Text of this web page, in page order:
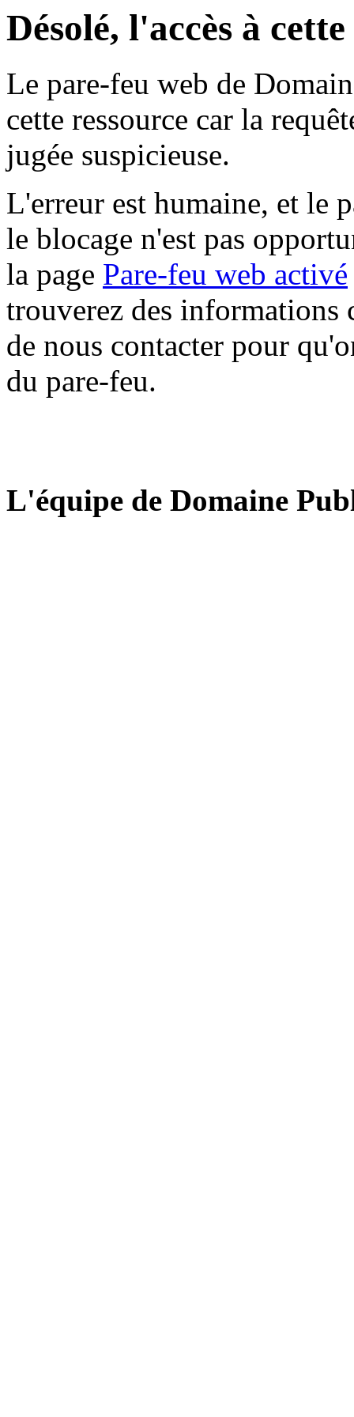
Désolé, l'accès à
Le pare-feu web de
cette ressource car la
jugée suspicieuse.
L'erreur est humaine, et le
le blocage n'est pas
la page Pare-feu web activé
trouverez des informations
de nous contacter pour
du pare-feu.
L'équipe de Domaine